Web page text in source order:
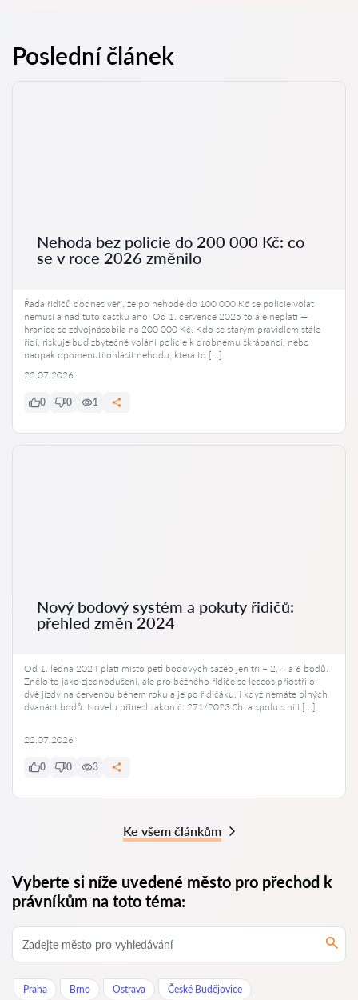
Poslední článek
Nehoda bez policie do 200 000 Kč: co
se v roce 2026 změnilo
Řada řidičů dodnes věří, že po nehodě do 100 000 Kč se policie volat
nemusí a nad tuto částku ano. Od 1. července 2025 to ale neplatí —
hranice se zdvojnásobila na 200 000 Kč. Kdo se starým pravidlem stále
řídí, riskuje buď zbytečné volání policie k drobnému škrábanci, nebo
naopak opomenutí ohlásit nehodu, která to […]
22.07.2026
0 0 1
Nový bodový systém a pokuty řidičů:
přehled změn 2024
Od 1. ledna 2024 platí místo pěti bodových sazeb jen tři – 2, 4 a 6 bodů.
Znělo to jako zjednodušení, ale pro běžného řidiče se leccos přiostřilo:
dvě jízdy na červenou během roku a je po řidičáku, i když nemáte plných
dvanáct bodů. Novelu přinesl zákon č. 271/2023 Sb. a spolu s ní i […]
22.07.2026
0 0 3
Ke všem článkům
Vyberte si níže uvedené město pro přechod k
právníkům na toto téma:
Praha Brno Ostrava České Budějovice